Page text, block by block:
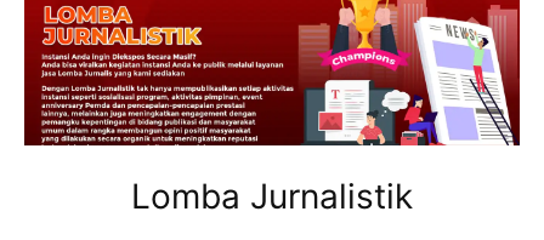
Lomba Jurnalistik